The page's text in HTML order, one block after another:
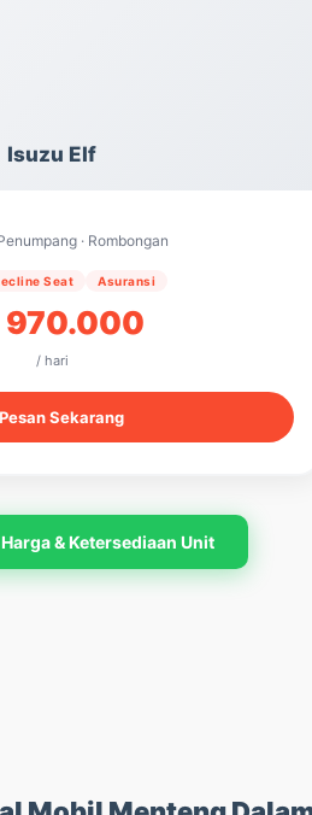
Isuzu Elf
· Rombongan
Seat Asuransi
970.000
/ hari
Sekarang
& Ketersediaan Unit